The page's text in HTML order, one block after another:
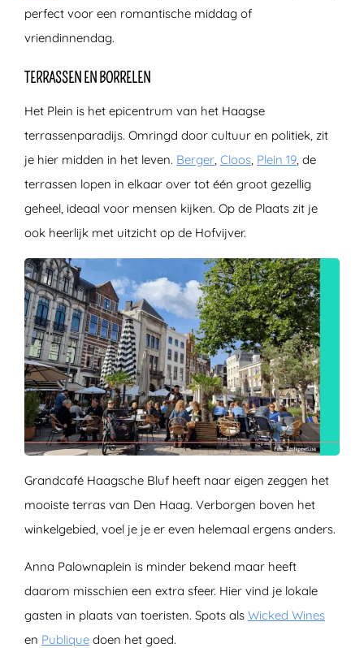
perfect voor een romantische middag of
vriendinnendag.
TERRASSEN EN BORRELEN
Het Plein is het epicentrum van het Haagse
terrassenparadijs. Omringd door cultuur en politiek, zit
je hier midden in het leven. Berger, Cloos, Plein 19, de
terrassen lopen in elkaar over tot één groot gezellig
geheel, ideaal voor mensen kijken. Op de Plaats zit je
ook heerlijk met uitzicht op de Hofvijver.
Grandcafé Haagsche Bluf heeft naar eigen zeggen het
mooiste terras van Den Haag. Verborgen boven het
winkelgebied, voel je je er even helemaal ergens anders.
Anna Palownaplein is minder bekend maar heeft
daarom misschien een extra sfeer. Hier vind je lokale
gasten in plaats van toeristen. Spots als Wicked Wines
en Publique doen het goed.